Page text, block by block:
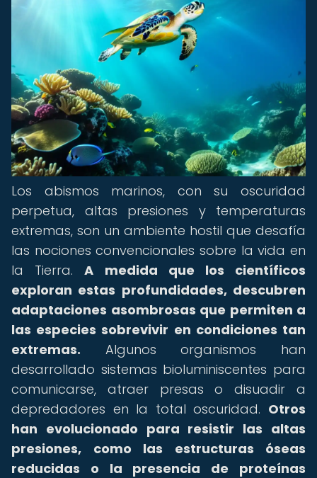
Los abismos marinos, con su oscuridad
perpetua, altas presiones y temperaturas
extremas, son un ambiente hostil que desafía
las nociones convencionales sobre la vida en
la Tierra.A medida que los científicos
exploran estas profundidades, descubren
adaptaciones asombrosas que permiten a
las especies sobrevivir en condiciones tan
extremas. Algunos organismos han
desarrollado sistemas bioluminiscentes para
comunicarse, atraer presas o disuadir a
depredadores en la total oscuridad. Otros
han evolucionado para resistir las altas
presiones, como las estructuras óseas
reducidas o la presencia de proteínas